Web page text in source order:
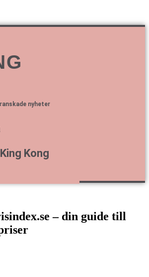
nyheter
Kong
– din guide till